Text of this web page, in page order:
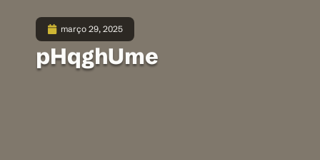
março 29, 2025
pHqghUme